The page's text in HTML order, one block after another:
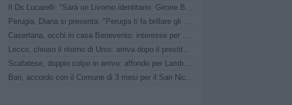
Il Ds Lucarelli: "Sarà un Livorno identitario. Girone B? Equilibrato e difficile"
Perugia, Diana si presenta: "Perugia ti fa brillare gli occhi". Gaucci: "Un vero conoscitore di calcio"
Casertana, occhi in casa Benevento: interesse per Manconi, Carfora e Mehic
Lecco, chiuso il ritorno di Urso: arriva dopo il prestito alla Reggiana
Scafatese, doppio colpo in arrivo: affondo per Lamberti e Manzi
Bari, accordo con il Comune di 3 mesi per il San Nicola: ci giocherà anche il Monopoli